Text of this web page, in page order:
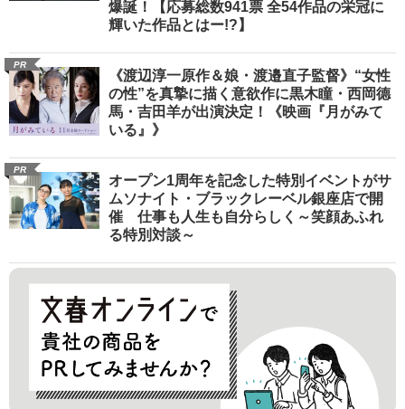
爆誕！【応募総数941票 全54作品の栄冠に
輝いた作品とはー!?】
PR
《渡辺淳一原作＆娘・渡邉直子監督》“女性
の性”を真摯に描く意欲作に黒木瞳・西岡德
馬・吉田羊が出演決定！《映画『月がみて
いる』》
PR
オープン1周年を記念した特別イベントがサ
ムソナイト・ブラックレーベル銀座店で開
催 仕事も人生も自分らしく～笑顔あふれ
る特別対談～